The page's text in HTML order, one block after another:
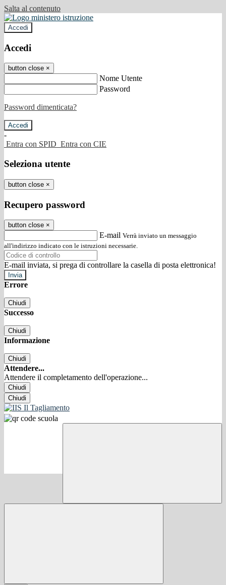
Salta al contenuto
Accedi
Accedi
button close ×
Nome Utente
Password
Password dimenticata?
-
Entra con SPID Entra con CIE
Seleziona utente
button close ×
Recupero password
button close ×
E-mail Verrà inviato un messaggio
all'indirizzo indicato con le istruzioni necessarie.
E-mail inviata, si prega di controllare la casella di posta elettronica!
Errore
Chiudi
Successo
Chiudi
Informazione
Chiudi
Attendere...
Attendere il completamento dell'operazione...
Chiudi
Chiudi